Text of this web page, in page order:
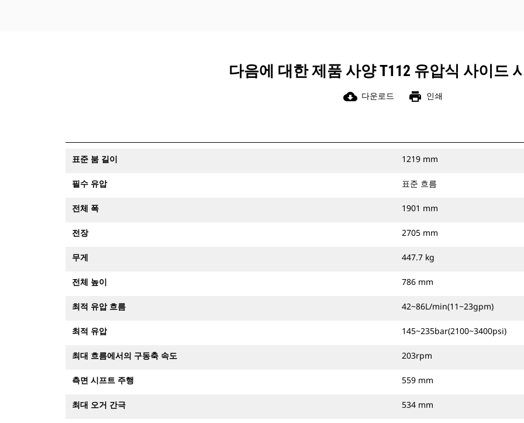
다음에 대한 제품 사양 T112 유압식 사이드
cloud_download 다운로드 print 인쇄
표준 붐 길이 1219 mm
필수 유압 표준 흐름
전체 폭 1901 mm
전장 2705 mm
무게 447.7 kg
전체 높이 786 mm
최적 유압 흐름 42~86L/min(11~23gpm)
최적 유압 145~235bar(2100~3400psi)
최대 흐름에서의 구동축 속도 203rpm
측면 시프트 주행 559 mm
최대 오거 간극 534 mm